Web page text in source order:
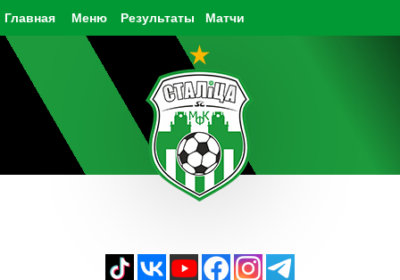
Главная Результаты Матчи
Меню